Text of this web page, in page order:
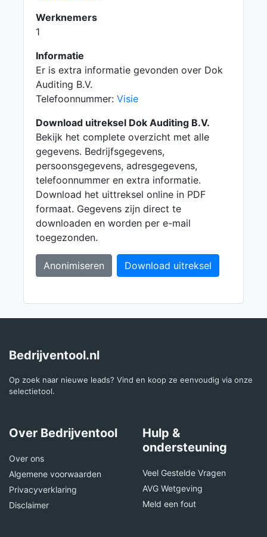
Werknemers
1
Informatie
Er is extra informatie gevonden over Dok
Auditing B.V.
Telefoonnummer: Visie
Download uitreksel Dok Auditing B.V.
Bekijk het complete overzicht met alle
gegevens. Bedrijfsgegevens,
persoonsgegevens, adresgegevens,
telefoonnummer en extra informatie.
Download het uittreksel online in PDF
formaat. Gegevens zijn direct te
downloaden en worden per e-mail
toegezonden.
Anonimiseren Download uitreksel
Bedrijventool.nl
Op zoek naar nieuwe leads? Vind en koop ze eenvoudig via onze
selectietool.
Over Bedrijventool
Over ons
Algemene voorwaarden
Privacyverklaring
Disclaimer
Hulp &
ondersteuning
Veel Gestelde Vragen
AVG Wetgeving
Meld een fout